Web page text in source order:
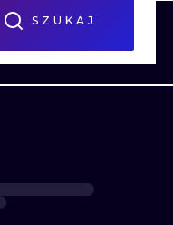
SZUKAJ